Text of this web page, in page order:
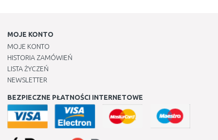
MOJE KONTO
MOJE KONTO
HISTORIA ZAMÓWIEŃ
LISTA ŻYCZEŃ
NEWSLETTER
BEZPIECZNE PŁATNOŚCI INTERNETOWE